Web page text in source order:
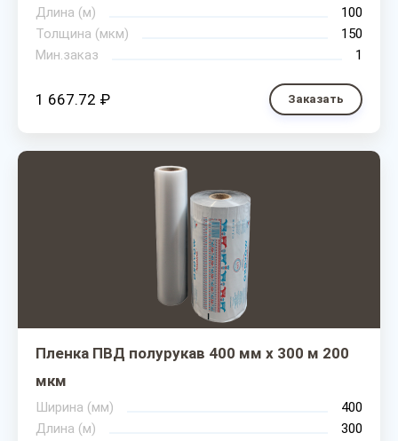
Длина (м)
100
Толщина (мкм)
150
Мин.заказ
1
1 667.72 ₽ Заказать
Пленка ПВД полурукав 400 мм х 300 м 200
мкм
Ширина (мм)
400
Длина (м)
300